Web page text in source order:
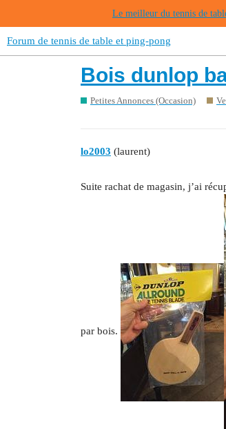
Le meilleur du tennis de
Forum de tennis de table et ping-pong
Bois dunlop
Petites Annonces (Occasion)
lo2003 (laurent)
Suite rachat de magasin, j’ai
par bois.